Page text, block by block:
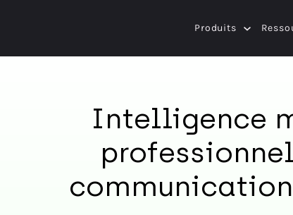
Produits
Intelligence